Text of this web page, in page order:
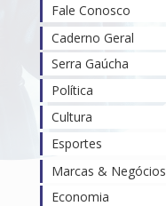
Fale Conosco
Caderno Geral
Serra Gaúcha
Política
Cultura
Esportes
Marcas & Negócios
Economia